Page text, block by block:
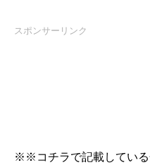
スポンサーリンク
※※コチラで記載してい